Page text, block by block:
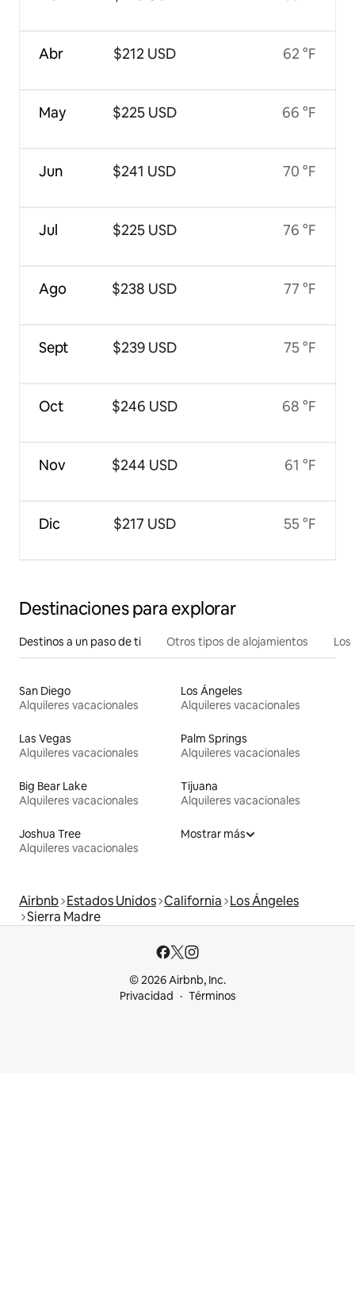
Abr
May
Jun
Jul
Ago
Sept
Oct
Nov
Dic
$212 USD
$225 USD
$241 USD
$225 USD
$238 USD
$239 USD
$246 USD
$244 USD
$217 USD
62 °F
66 °F
70 °F
76 °F
77 °F
75 °F
68 °F
61 °F
55 °F
Destinaciones para explorar
Destinos a un paso de ti Otros tipos de alojamientos
San Diego
Alquileres vacacionales
Los Ángeles
Alquileres vacacionales
Las Vegas
Alquileres vacacionales
Palm Springs
Alquileres vacacionales
Big Bear Lake
Alquileres vacacionales
Tijuana
Alquileres vacacionales
Joshua Tree
Alquileres vacacionales
Mostrar más
Airbnb Estados Unidos California Los Ángeles
Sierra Madre
© 2026 Airbnb, Inc.
Privacidad
Términos